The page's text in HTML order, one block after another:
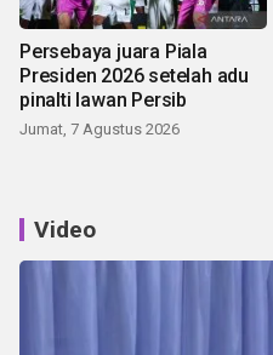
Persebaya juara Piala
Presiden 2026 setelah adu
pinalti lawan Persib
Jumat, 7 Agustus 2026
Video